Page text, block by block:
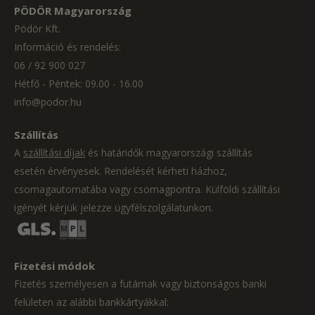
PÖDÖR Magyarország
Pödör Kft.
Információ és rendelés:
06 / 92 900 027
Hétfő - Péntek: 09.00 - 16.00
info@podor.hu
Szállítás
A szállítási díjak és határidők magyarországi szállítás
esetén érvényesek. Rendelését kérheti házhoz,
csomagautomatába vagy csomagpontra. Külföldi szállítási
igényét kérjük jelezze ügyfélszolgálatunkon.
Fizetési módok
Fizetés személyesen a futárnak vagy biztonságos banki
felületen az alábbi bankkártyákkal: